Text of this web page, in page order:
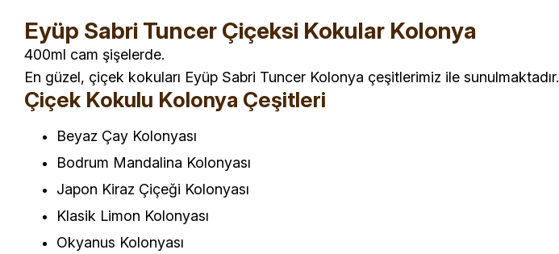
Eyüp Sabri Tuncer Çiçeksi Kokular Kolonya
400ml cam şişelerde.
En güzel, çiçek kokuları Eyüp Sabri Tuncer Kolonya çeşitlerimiz ile sunulmaktadır.
Çiçek Kokulu Kolonya Çeşitleri
Beyaz Çay Kolonyası
Bodrum Mandalina Kolonyası
Japon Kiraz Çiçeği Kolonyası
Klasik Limon Kolonyası
Okyanus Kolonyası